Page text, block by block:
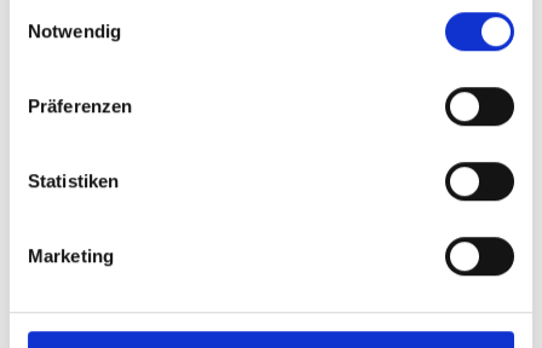
Notwendig
Präferenzen
Statistiken
Marketing
Manz, LOVE + SWEET,
(10,53 € / 1 Liter)
7,90 €
BESTELLEN